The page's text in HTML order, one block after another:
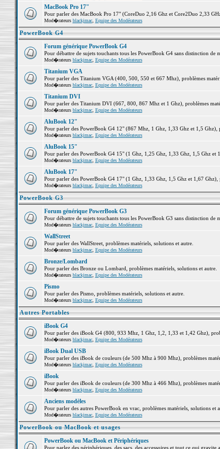
MacBook Pro 17"
Pour parler des MacBook Pro 17" (CoreDuo 2,16 Ghz et Core2Duo 2,33
Mod�rateurs blackjmac, Equipe des Modérateurs
PowerBook G4
Forum générique PowerBook G4
Pour débattre de sujets touchants tous les PowerBook G4 sans distinction de
Mod�rateurs blackjmac, Equipe des Modérateurs
Titanium VGA
Pour parler des Titanium VGA (400, 500, 550 et 667 Mhz), problèmes
Mod�rateurs blackjmac, Equipe des Modérateurs
Titanium DVI
Pour parler des Titanium DVI (667, 800, 867 Mhz et 1 Ghz), problèmes
Mod�rateurs blackjmac, Equipe des Modérateurs
AluBook 12"
Pour parler des PowerBook G4 12" (867 Mhz, 1 Ghz, 1,33 Ghz et 1,5 Ghz),
Mod�rateurs blackjmac, Equipe des Modérateurs
AluBook 15"
Pour parler des PowerBook G4 15" (1 Ghz, 1,25 Ghz, 1,33 Ghz, 1,5 Ghz et
Mod�rateurs blackjmac, Equipe des Modérateurs
AluBook 17"
Pour parler des PowerBook G4 17" (1 Ghz, 1,33 Ghz, 1,5 Ghz et 1,67 Ghz),
Mod�rateurs blackjmac, Equipe des Modérateurs
PowerBook G3
Forum générique PowerBook G3
Pour débattre de sujets touchants tous les PowerBook G3 sans distinction de
Mod�rateurs blackjmac, Equipe des Modérateurs
WallStreet
Pour parler des WallStreet, problèmes matériels, solutions et autre.
Mod�rateurs blackjmac, Equipe des Modérateurs
Bronze/Lombard
Pour parler des Bronze ou Lombard, problèmes matériels, solutions et autre.
Mod�rateurs blackjmac, Equipe des Modérateurs
Pismo
Pour parler des Pismo, problèmes matériels, solutions et autre.
Mod�rateurs blackjmac, Equipe des Modérateurs
Autres Portables
iBook G4
Pour parler des iBook G4 (800, 933 Mhz, 1 Ghz, 1,2, 1,33 et 1,42 Ghz),
Mod�rateurs blackjmac, Equipe des Modérateurs
iBook Dual USB
Pour parler des iBook de couleurs (de 500 Mhz à 900 Mhz), problèmes
Mod�rateurs blackjmac, Equipe des Modérateurs
iBook
Pour parler des iBook de couleurs (de 300 Mhz à 466 Mhz), problèmes
Mod�rateurs blackjmac, Equipe des Modérateurs
Anciens modèles
Pour parler des autres PowerBook en vrac, problèmes matériels, solutions et
Mod�rateurs blackjmac, Equipe des Modérateurs
PowerBook ou MacBook et usages
PowerBook ou MacBook et Périphériques
Pour parlez des périphériques, des sacs, des accessoires et tout ce qui